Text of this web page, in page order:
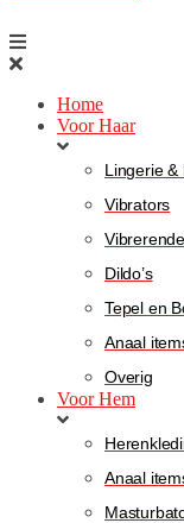
Home
Voor Haar
Lingerie &
Vibrators
Dildo’s
Tepel en
Anaal
Overig
Voor Hem
Anaal